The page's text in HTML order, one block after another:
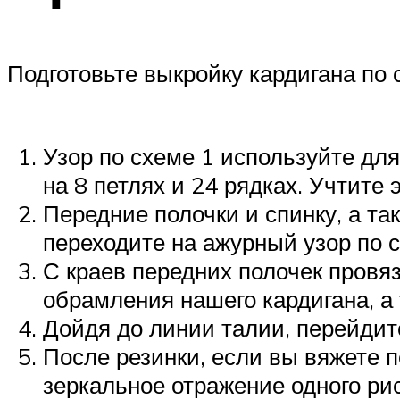
Подготовьте выкройку кардигана
Узор по схеме 1 используйте
на 8 петлях и 24 рядках. Учтите
Передние полочки и спинку, а
переходите на ажурный узор по
С краев передних полочек
обрамления нашего кардигана,
Дойдя до линии талии,
После резинки, если вы вяжете
зеркальное отражение одного